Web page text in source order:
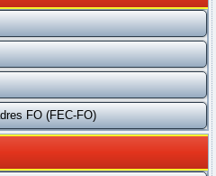
FO (FEC-FO)